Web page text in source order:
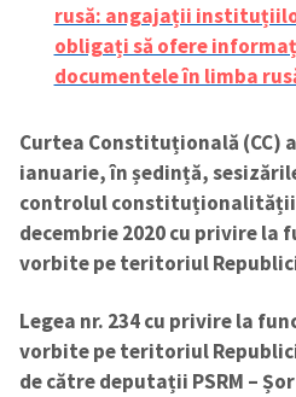
rusă: angajații
obligați să ofere
documentele în limba
Curtea Constituțională (CC)
ianuarie, în ședință,
controlul constituționalității
decembrie 2020 cu privire
vorbite pe teritoriul
Legea nr. 234 cu privire la
vorbite pe teritoriul
de către deputații PSRM –